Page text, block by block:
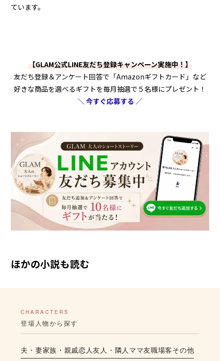
ています。
【GLAM公式LINE友だち登録キャンペーン実施中！】
友だち登録＆アンケート回答で「Amazonギフトカード」など
好きな商品を選べるギフトを毎月抽選で５名様にプレゼント！
＼ 今すぐ応募する ／
ほかの小説も読む
CHARACTERS
登場人物から探す
夫・妻家族・親戚恋人友人・隣人 ママ友職場客その他